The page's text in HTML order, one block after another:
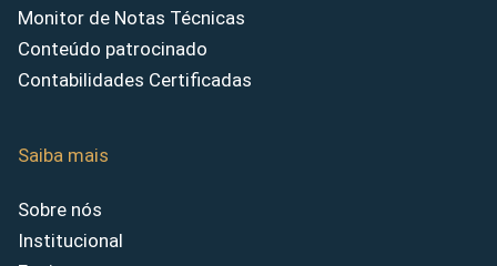
Monitor de Notas Técnicas
Conteúdo patrocinado
Contabilidades Certificadas
Saiba mais
Sobre nós
Institucional